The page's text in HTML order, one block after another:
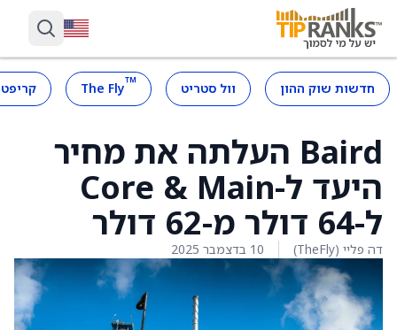
חדשות שוק ההון וול סטריט ™
The Fly
Baird העלתה את מחיר
היעד ל-Core & Main
ל-64 דולר מ-62 דולר
דה פליי (TheFly) 10 בדצמבר 2025